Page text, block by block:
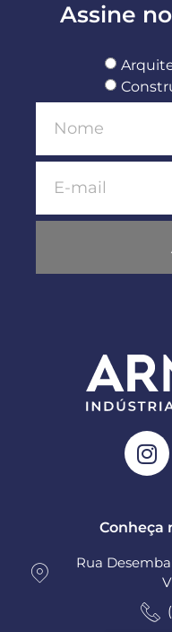
Assine
Conheça
Rua